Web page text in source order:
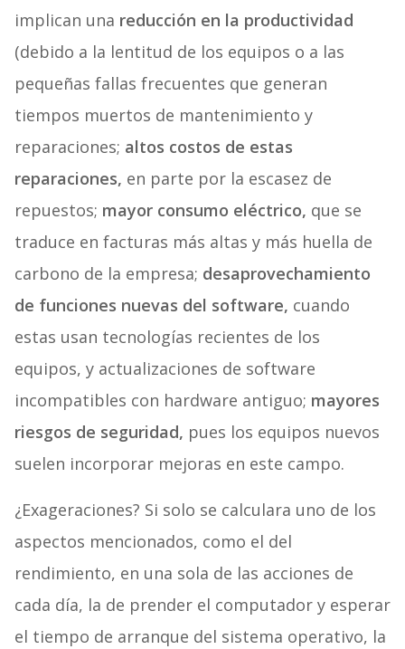
implican una reducción en la productividad
(debido a la lentitud de los equipos o a las
pequeñas fallas frecuentes que generan
tiempos muertos de mantenimiento y
reparaciones; altos costos de estas
reparaciones, en parte por la escasez de
repuestos; mayor consumo eléctrico, que se
traduce en facturas más altas y más huella de
carbono de la empresa; desaprovechamiento
de funciones nuevas del software, cuando
estas usan tecnologías recientes de los
equipos, y actualizaciones de software
incompatibles con hardware antiguo; mayores
riesgos de seguridad, pues los equipos nuevos
suelen incorporar mejoras en este campo.
¿Exageraciones? Si solo se calculara uno de los
aspectos mencionados, como el del
rendimiento, en una sola de las acciones de
cada día, la de prender el computador y esperar
el tiempo de arranque del sistema operativo, la